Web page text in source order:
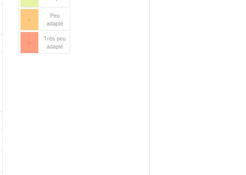
-
Peu
adapté
--
Très peu
adapté